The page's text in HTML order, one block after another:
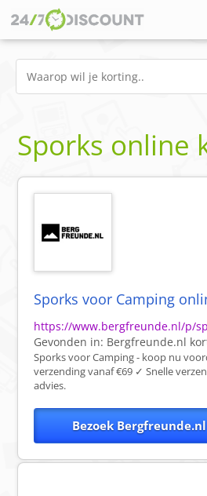
Sporks online
Sporks voor Camping
https://www.bergfreunde.nl/p/
Gevonden in: Bergfreunde.nl
Sporks voor Camping - koop nu
verzending vanaf €69 ✓ Snelle
advies.
Bezoek